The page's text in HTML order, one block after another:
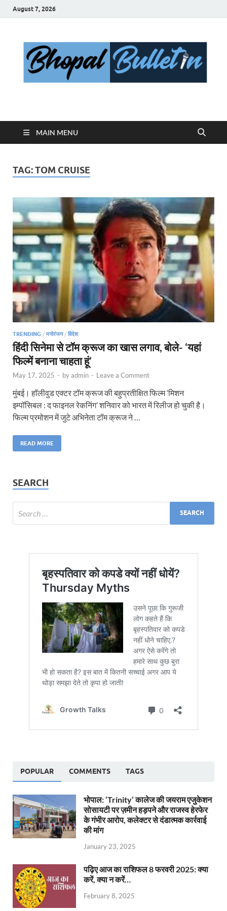
August 7, 2026
Bhopal Bulletin
MAIN MENU
TAG:TOM CRUISE
TRENDING / मनोरंजन/ विदेश
हिंदी सिनेमा से टॉम क्रूज का खास लगाव, बोले- ‘यहां
फिल्में बनाना चाहता हूं’
May 17, 2025 - byadmin - Leave a Comment
मुंबई। हॉलीवुड एक्टर टॉम क्रूज की बहुप्रतीक्षित फिल्म ‘मिशन
इम्पॉसिबल : द फाइनल रेकनिंग’ शनिवार को भारत में रिलीज हो चुकी है।
फिल्म प्रमोशन में जुटे अभिनेता टॉम क्रूज ने …
READ MORE
SEARCH
POPULAR COMMENTS TAGS
भोपाल: ‘Trinity’ कालेज की जयराम एजुकेशन
सोसायटी पर ज़मीन हड़पने और राजस्व हेरफेर
के गंभीर आरोप, कलेक्टर से दंडात्मक कार्रवाई
की मांग
January 23, 2025
पढ़िए आज का राशिफल 8 फरवरी 2025: क्या
करें, क्या न करें…
February 8, 2025